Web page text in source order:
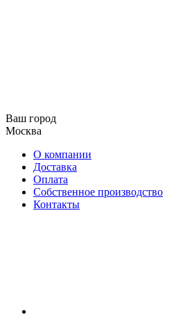
Ваш город
Москва
О компании
Доставка
Оплата
Собственное производство
Контакты